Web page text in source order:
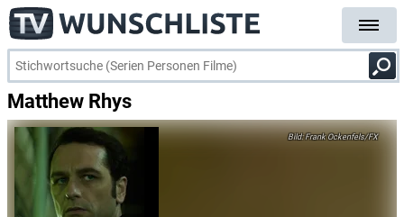
Matthew Rhys
Frank Ockenfels/FX